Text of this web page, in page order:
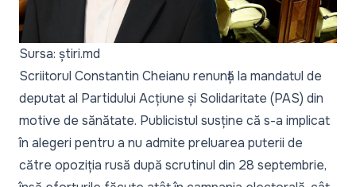
Sursa: știri.md
Scriitorul Constantin Cheianu renunță la mandatul de
deputat al Partidului Acțiune și Solidaritate (PAS) din
motive de sănătate. Publicistul susține că s-a implicat
în alegeri pentru a nu admite preluarea puterii de
către opoziția rusă după scrutinul din 28 septembrie,